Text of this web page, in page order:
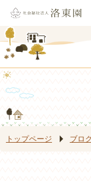
トップページ ブロ